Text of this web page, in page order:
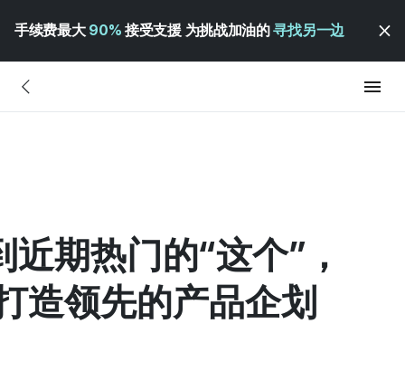
手续费最大 90% 接受支援 为挑战加油的寻找另一边
期热门的“这个”，
造领先的产品企划